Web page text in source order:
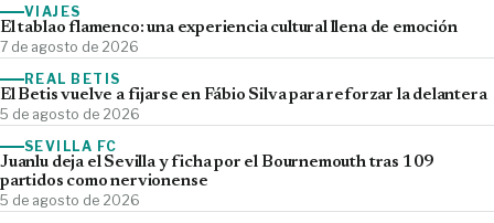
VIAJES
El tablao flamenco: una experiencia cultural llena de emoción
7 de agosto de 2026
REAL BETIS
El Betis vuelve a fijarse en Fábio Silva para reforzar la delantera
5 de agosto de 2026
SEVILLA FC
Juanlu deja el Sevilla y ficha por el Bournemouth tras 109
partidos como nervionense
5 de agosto de 2026